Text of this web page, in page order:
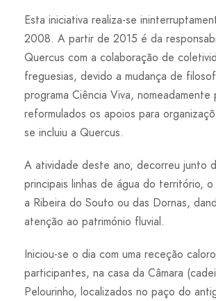
Esta iniciativa realiza-se
2008. A partir de 2015 é da
Quercus com a colaboração de
freguesias, devido a mudança de
programa Ciência Viva,
reformulados os apoios para
se incluiu a Quercus.
A atividade deste ano, decorreu junto
principais linhas de água do território,
a Ribeira do Souto ou das Dornas,
atenção ao património fluvial.
Iniciou-se o dia com uma receção
participantes, na casa da Câmara
Pelourinho, localizados no paço do